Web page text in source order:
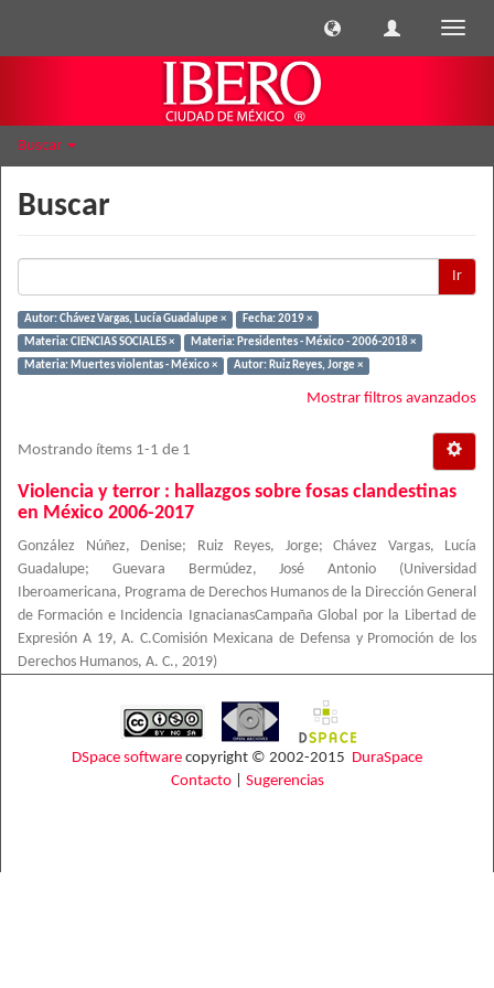
Buscar
Buscar
Ir
Autor: Chávez Vargas, Lucía Guadalupe ×
Fecha: 2019 ×
Materia: CIENCIAS SOCIALES ×
Materia: Presidentes - México - 2006-2018 ×
Materia: Muertes violentas - México ×
Autor: Ruiz Reyes, Jorge ×
Mostrar filtros avanzados
Mostrando ítems 1-1 de 1
Violencia y terror : hallazgos sobre fosas clandestinas
en México 2006-2017
González Núñez, Denise; Ruiz Reyes, Jorge; Chávez Vargas, Lucía
Guadalupe; Guevara Bermúdez, José Antonio (Universidad
Iberoamericana, Programa de Derechos Humanos de la Dirección General
de Formación e Incidencia IgnacianasCampaña Global por la Libertad de
Expresión A 19, A. C.Comisión Mexicana de Defensa y Promoción de los
Derechos Humanos, A. C., 2019)
DSpace software copyright © 2002-2015 DuraSpace
Contacto| Sugerencias